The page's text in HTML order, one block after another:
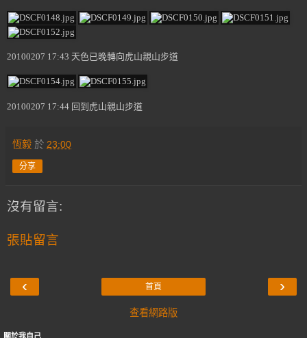
20100207 17:43 天色已晚轉向虎山親山步道
20100207 17:44 回到虎山親山步道
恆毅 於 23:00
分享
沒有留言:
張貼留言
‹ ›
首頁
查看網路版
關於我自己